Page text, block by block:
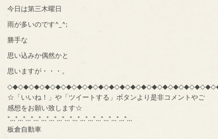
今日は第三木曜日
雨が多いのです^_^;
勝手な
思い込みか偶然かと
思いますが・・・。
☆「いいね！」や「ツイートする」ボタンより是非コメントやご
感想をお願い致します☆
*…*…*…*…*…*…*…*…*…*…*…*…*…*…*…*…
板倉自動車